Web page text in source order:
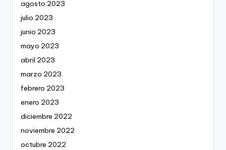
agosto 2023
julio 2023
junio 2023
mayo 2023
abril 2023
marzo 2023
febrero 2023
enero 2023
diciembre 2022
noviembre 2022
octubre 2022